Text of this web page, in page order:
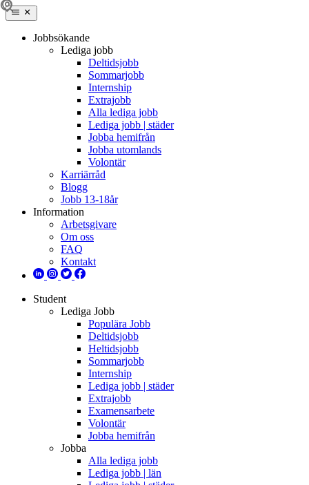
Jobbsökande
Lediga jobb
Deltidsjobb
Sommarjobb
Internship
Extrajobb
Alla lediga jobb
Lediga jobb | städer
Jobba hemifrån
Jobba utomlands
Volontär
Karriärråd
Blogg
Jobb 13-18år
Information
Arbetsgivare
Om oss
FAQ
Kontakt
Student
Lediga Jobb
Populära Jobb
Deltidsjobb
Heltidsjobb
Sommarjobb
Internship
Lediga jobb | städer
Extrajobb
Examensarbete
Volontär
Jobba hemifrån
Jobba
Alla lediga jobb
Lediga jobb | län